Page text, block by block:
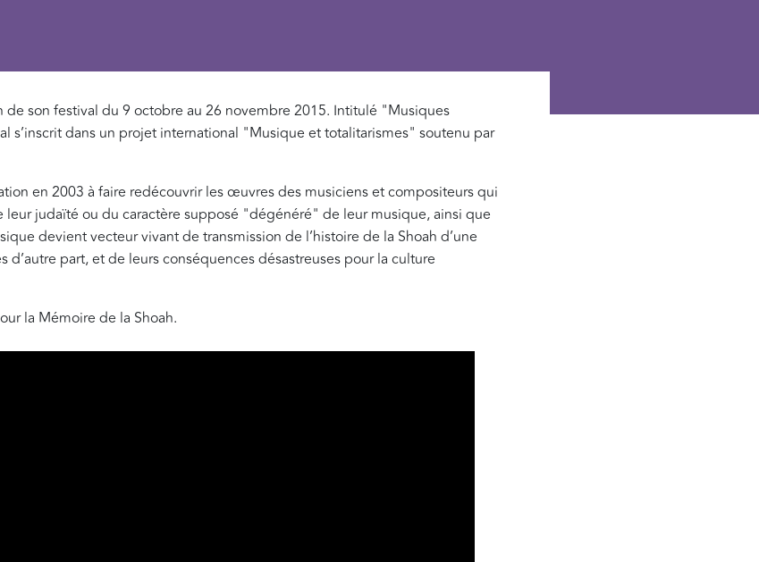
de son festival du 9 octobre au 26 novembre 2015. Intitulé "Musiques
s’inscrit dans un projet international "Musique et totalitarismes" soutenu par
en 2003 à faire redécouvrir les œuvres des musiciens et compositeurs qui
judaïté ou du caractère supposé "dégénéré" de leur musique, ainsi que
devient vecteur vivant de transmission de l’histoire de la Shoah d’une
part, et de leurs conséquences désastreuses pour la culture
la Mémoire de la Shoah.